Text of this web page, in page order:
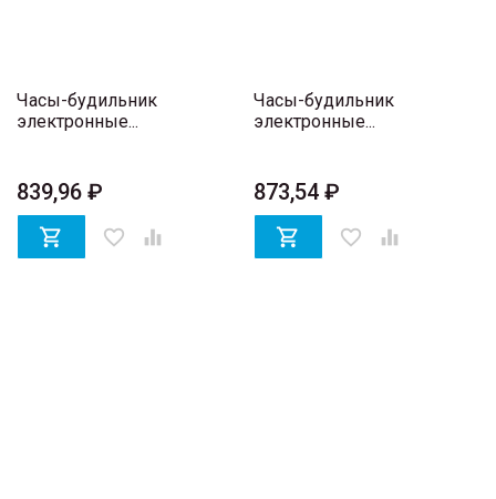
Часы-будильник
электронные...
839,96 ₽
 favorite_border 
Часы-будильник
электронные...
873,54 ₽
 favorite_border 